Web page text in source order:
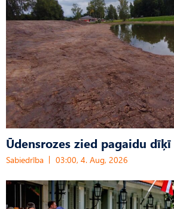
Ūdensrozes zied pagaidu dīķī
Sabiedrība 03:00, 4. Aug, 2026